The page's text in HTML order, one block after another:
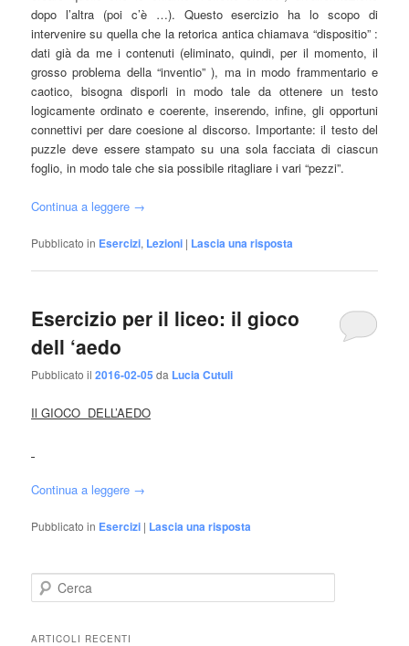
dopo l’altra (poi c’è …). Questo esercizio ha lo scopo di
intervenire su quella che la retorica antica chiamava “dispositio” :
dati già da me i contenuti (eliminato, quindi, per il momento, il
grosso problema della “inventio” ), ma in modo frammentario e
caotico, bisogna disporli in modo tale da ottenere un testo
logicamente ordinato e coerente, inserendo, infine, gli opportuni
connettivi per dare coesione al discorso. Importante: il testo del
puzzle deve essere stampato su una sola facciata di ciascun
foglio, in modo tale che sia possibile ritagliare i vari “pezzi”.
Continua a leggere →
Pubblicato in Esercizi, Lezioni | Lascia una risposta
Esercizio per il liceo: il gioco
dell ‘aedo
Pubblicato il2016-02-05 da Lucia Cutuli
Il GIOCO DELL’AEDO
Continua a leggere →
Pubblicato in Esercizi | Lascia una risposta
Cerca
ARTICOLI RECENTI